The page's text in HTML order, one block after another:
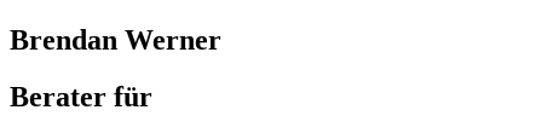
Brendan Werner
Berater für